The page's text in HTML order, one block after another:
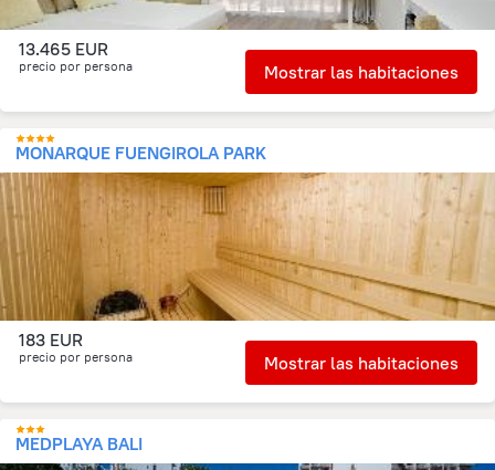
13.465 EUR
precio por persona Mostrar las habitaciones
MONARQUE FUENGIROLA PARK
183 EUR
precio por persona Mostrar las habitaciones
MEDPLAYA BALI